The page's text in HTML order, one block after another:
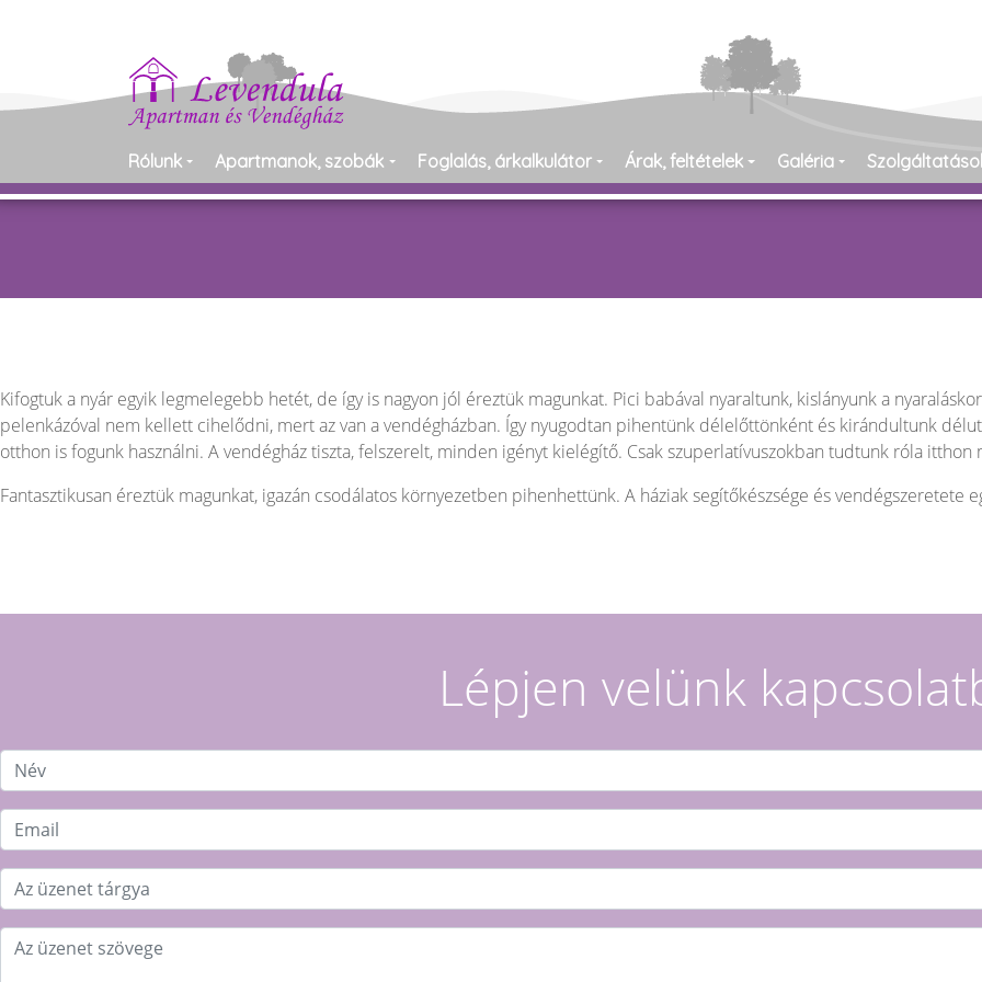
Rólunk Apartmanok, szobák Foglalás, árkalkulátor Árak, feltételek Galéria
Kifogtuk a nyár egyik legmelegebb hetét, de így is nagyon jól éreztük magunkat. Pici babával nyaraltunk, kislányunk a
pelenkázóval nem kellett cihelődni, mert az van a vendégházban. Így nyugodtan pihentünk délelőttönként és kirándultunk
otthon is fogunk használni. A vendégház tiszta, felszerelt, minden igényt kielégítő. Csak szuperlatívuszokban tudtunk róla itthon
Fantasztikusan éreztük magunkat, igazán csodálatos környezetben pihenhettünk. A háziak segítőkészsége és vendégszeretete
Lépjen velünk